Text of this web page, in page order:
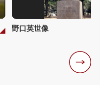
野口英世像